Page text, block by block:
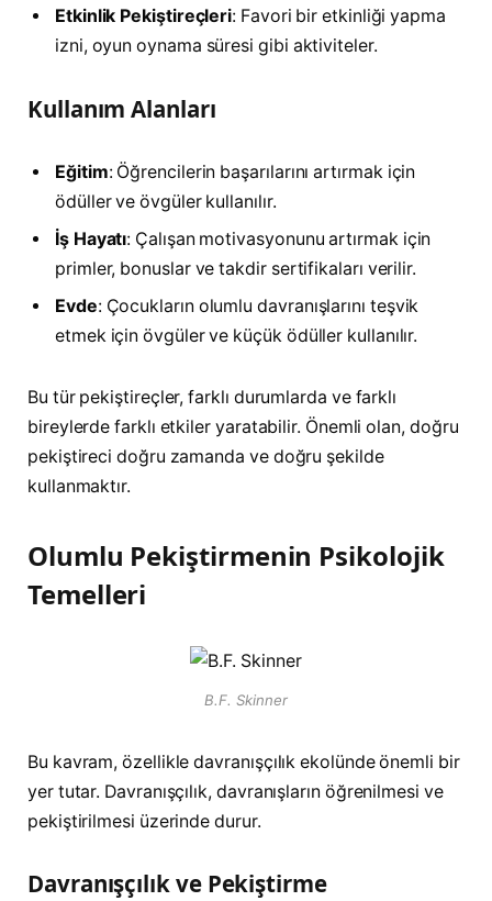
Etkinlik Pekiştireçleri: Favori bir etkinliği yapma
izni, oyun oynama süresi gibi aktiviteler.
Kullanım Alanları
Eğitim: Öğrencilerin başarılarını artırmak için
ödüller ve övgüler kullanılır.
İş Hayatı: Çalışan motivasyonunu artırmak için
primler, bonuslar ve takdir sertifikaları verilir.
Evde: Çocukların olumlu davranışlarını teşvik
etmek için övgüler ve küçük ödüller kullanılır.
Bu tür pekiştireçler, farklı durumlarda ve farklı
bireylerde farklı etkiler yaratabilir. Önemli olan, doğru
pekiştireci doğru zamanda ve doğru şekilde
kullanmaktır.
Olumlu Pekiştirmenin Psikolojik
Temelleri
B.F. Skinner
Bu kavram, özellikle davranışçılık ekolünde önemli bir
yer tutar. Davranışçılık, davranışların öğrenilmesi ve
pekiştirilmesi üzerinde durur.
Davranışçılık ve Pekiştirme